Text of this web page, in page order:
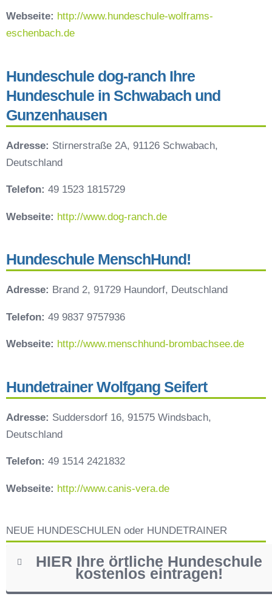
Webseite: http://www.hundeschule-wolframs-
eschenbach.de
Hundeschule dog-ranch Ihre
Hundeschule in Schwabach und
Gunzenhausen
Adresse: Stirnerstraße 2A, 91126 Schwabach,
Deutschland
Telefon: 49 1523 1815729
Webseite: http://www.dog-ranch.de
Hundeschule MenschHund!
Adresse: Brand 2, 91729 Haundorf, Deutschland
Telefon: 49 9837 9757936
Webseite: http://www.menschhund-brombachsee.de
Hundetrainer Wolfgang Seifert
Adresse: Suddersdorf 16, 91575 Windsbach,
Deutschland
Telefon: 49 1514 2421832
Webseite: http://www.canis-vera.de
NEUE HUNDESCHULEN oder HUNDETRAINER
HIER Ihre örtliche Hundeschule
kostenlos eintragen!